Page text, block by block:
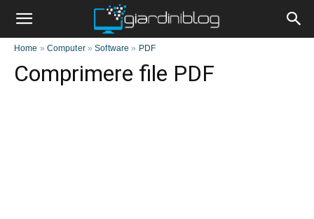
Home » Computer»Software » PDF
Comprimere file PDF